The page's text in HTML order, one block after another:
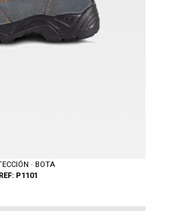
· BOTA
REF: P1101